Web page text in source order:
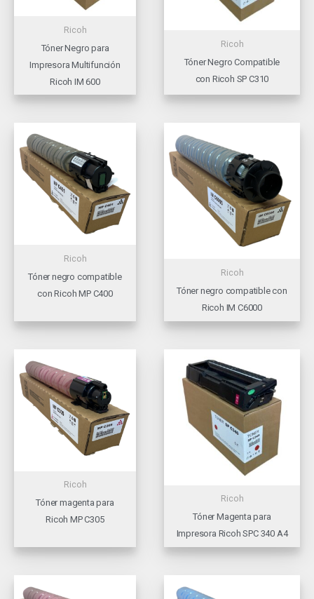
Ricoh
Tóner Negro para
Impresora Multifunción
Ricoh IM 600
Ricoh
Tóner Negro Compatible
con Ricoh SP C310
Ricoh
Tóner negro compatible
con Ricoh MP C400
Ricoh
Tóner negro compatible con
Ricoh IM C6000
Ricoh
Tóner magenta para
Ricoh MP C305
Ricoh
Tóner Magenta para
Impresora Ricoh SPC 340 A4